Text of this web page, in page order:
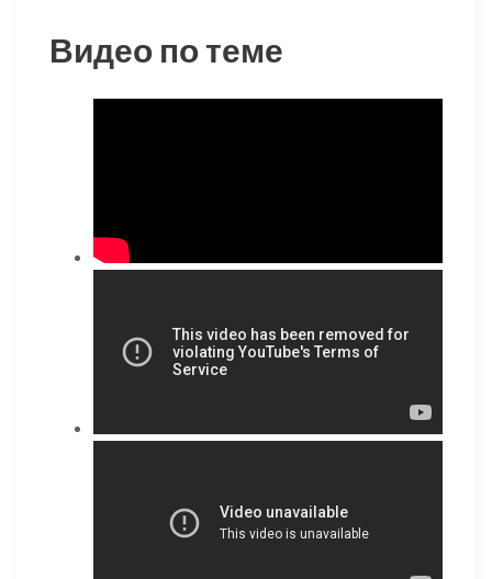
Видео по теме